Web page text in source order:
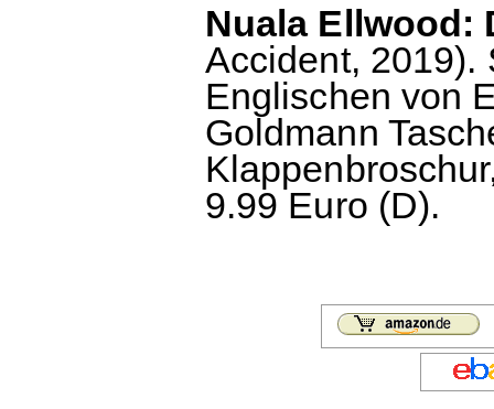
Nuala Ellwood:
Accident, 2019).
Englischen von
Goldmann
9.99 Euro (D).